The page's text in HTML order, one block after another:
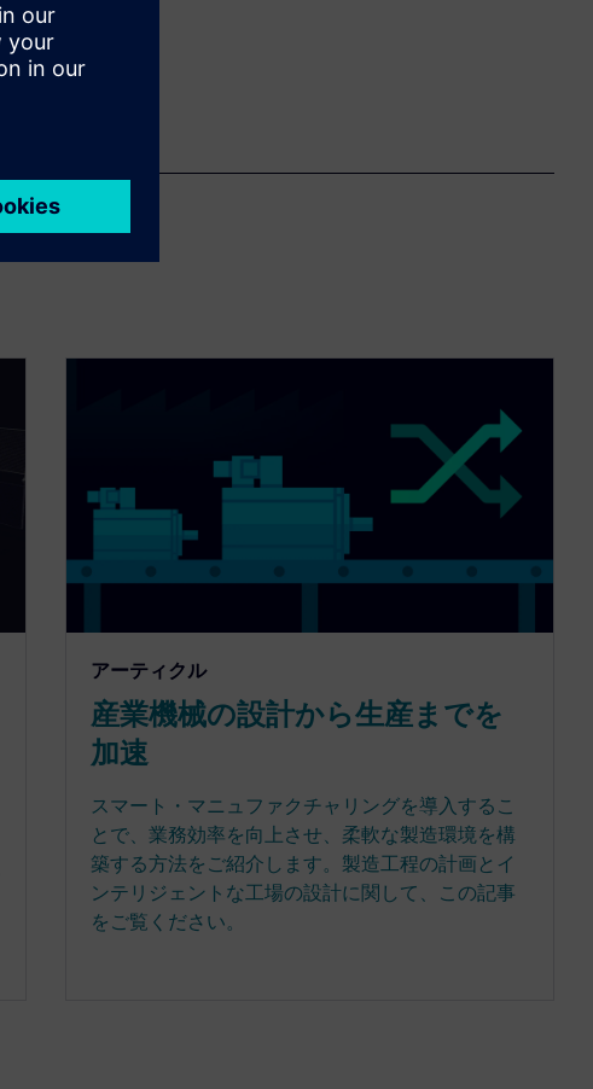
アーティクル
産業機械の設計から生産までを
加速
スマート・マニュファクチャリングを導入するこ
とで、業務効率を向上させ、柔軟な製造環境を構
築する方法をご紹介します。製造工程の計画とイ
ンテリジェントな工場の設計に関して、この記事
をご覧ください。